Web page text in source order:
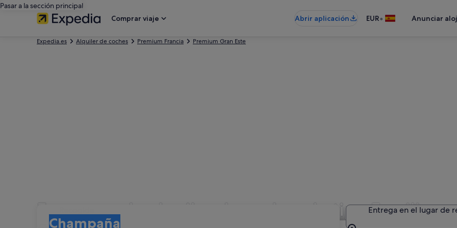
Pasar a la sección principal
Comprar viaje
Abrir aplicación EUR• Anunciar
Expedia.es Alquiler de coches Premium Francia Premium Gran Este
Empresas de alquiler de coches de tipo Familiar
Champaña
Entrega en el lugar de